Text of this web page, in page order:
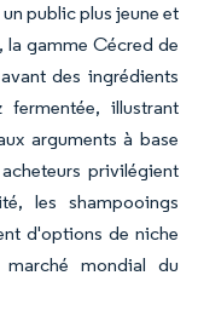
public plus jeune et
la gamme Cécred de
des ingrédients
illustrant
arguments à base
privilégient
les shampooings
d'options de niche
mondial du